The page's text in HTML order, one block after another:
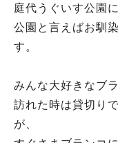
庭代うぐいす公園に
公園と言えばお馴
す。
みんな大好きなブ
訪れた時は貸切り
が、